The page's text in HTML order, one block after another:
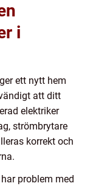
i
ett nytt hem
att ditt
elektriker
strömbrytare
korrekt och
problem med